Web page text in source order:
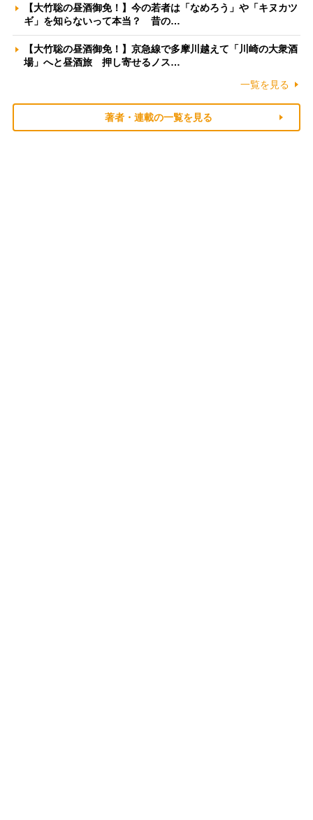
【大竹聡の昼酒御免！】今の若者は「なめろう」や「キヌカツ
ギ」を知らないって本当？ 昔の…
【大竹聡の昼酒御免！】京急線で多摩川越えて「川崎の大衆酒
場」へと昼酒旅 押し寄せるノス…
一覧を見る
著者・連載の一覧を見る